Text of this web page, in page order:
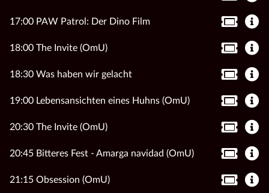
17:00 PAW Patrol: Der Dino Film
18:00 The Invite (OmU)
18:30 Was haben wir gelacht
19:00 Lebensansichten eines Huhns (OmU)
20:30 The Invite (OmU)
20:45 Bitteres Fest - Amarga navidad (OmU)
21:15 Obsession (OmU)